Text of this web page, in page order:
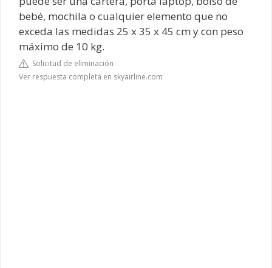
bebé, mochila o cualquier elemento que no
exceda las medidas 25 x 35 x 45 cm y con peso
máximo de 10 kg.
Solicitud de eliminación
Ver respuesta completa en skyairline.com